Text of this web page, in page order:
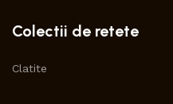
Colectii de retete
Clatite